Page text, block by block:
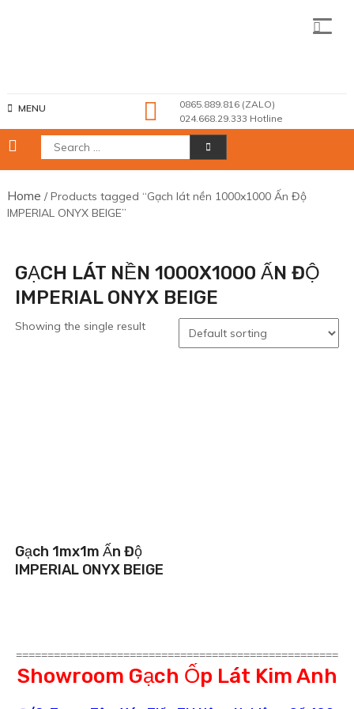
MENU
0865.889.816 (ZALO)
024.668.29.333 Hotline
Search
for:
Home / Products tagged “Gạch lát nền 1000x1000 Ấn Độ
IMPERIAL ONYX BEIGE”
GẠCH LÁT NỀN 1000X1000 ẤN ĐỘ
IMPERIAL ONYX BEIGE
Showing the single result
Gạch 1mx1m Ấn Độ
IMPERIAL ONYX BEIGE
===================================================
Showroom Gạch Ốp Lát Kim Anh